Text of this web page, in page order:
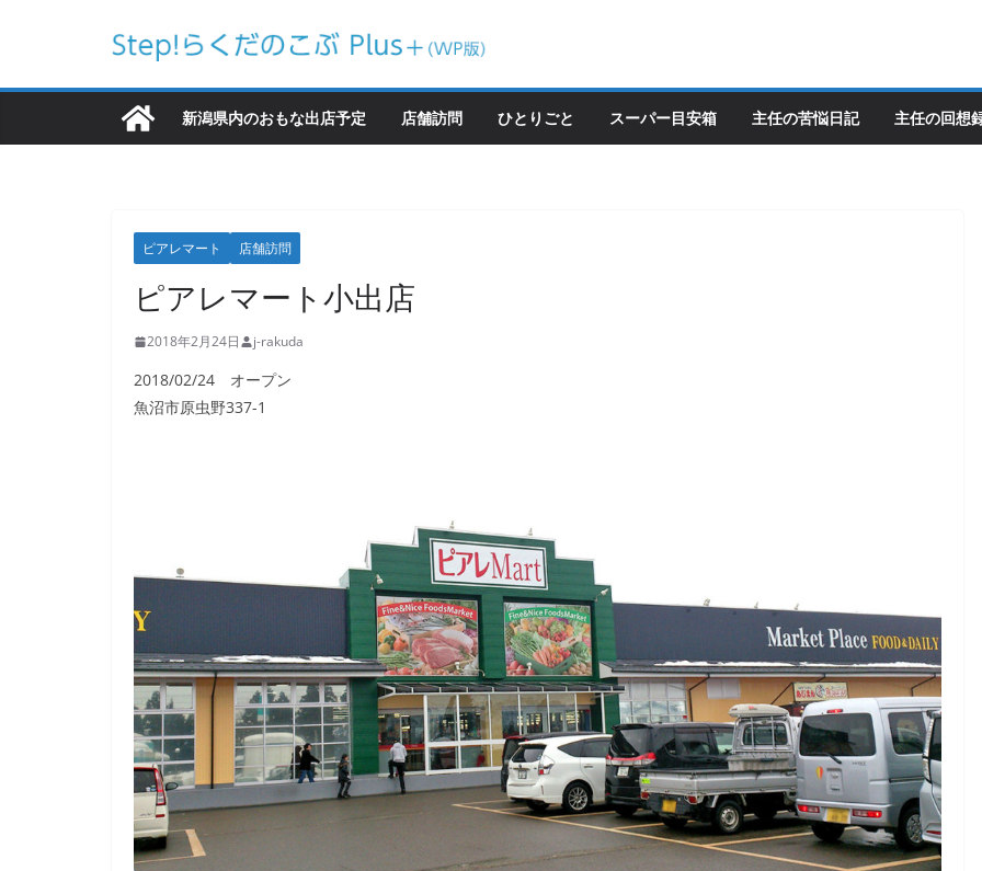
新潟県内のおもな出店予定 店舗訪問 ひとりごと スーパー目安箱 主任の苦悩日記 主任の回想
ピアレマート 店舗訪問
ピアレマート小出店
2018年2月24日 j-rakuda
2018/02/24 オープン
魚沼市原虫野337-1